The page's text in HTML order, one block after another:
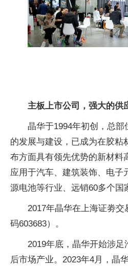
主板上市公司，强大的供
晶华于1994年初创，总
的发展与建设，已成为在胶粘
布方面具有领先优势的新材料
应用于汽车、建筑装饰、电子
源电池等行业、远销60多个国
2017年晶华在上海证劵
码603683）。
2019年底，晶华开始涉
后市场产业。2023年4月，晶